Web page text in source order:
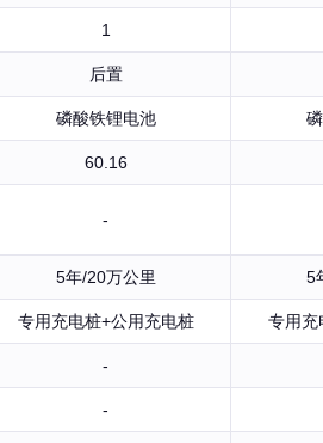
1
后置
磷酸铁锂电池
60.16
-
5年/20万公里 5
专用充电桩+公用充电桩 专用充
-
-